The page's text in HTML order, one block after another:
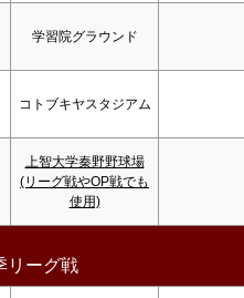
学習院グラウンド
コトブキヤスタジアム
上智大学秦野野球場
(リーグ戦やOP戦でも
使用)
リーグ戦